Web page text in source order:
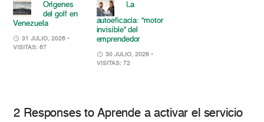
Orígenes
del golf en
Venezuela
31 JULIO, 2026 •
VISITAS: 67
La
autoeficacia: “motor
invisible” del
emprendedor
30 JULIO, 2026 •
VISITAS: 72
2 Responses to Aprende a activar el servicio